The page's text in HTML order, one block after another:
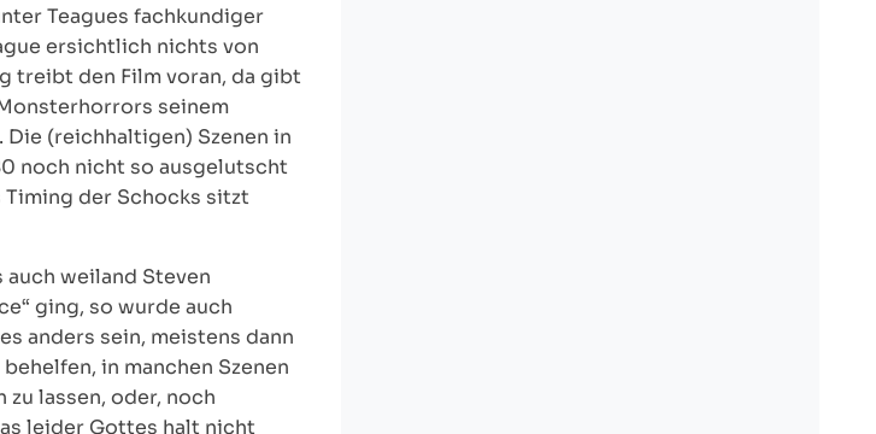
Teagues fachkundiger
ersichtlich nichts von
treibt den Film voran, da gibt
seinem
(reichhaltigen) Szenen in
noch nicht so ausgelutscht
der Schocks sitzt
weiland Steven
ging, so wurde auch
anders sein, meistens dann
in manchen Szenen
lassen, oder, noch
leider Gottes halt nicht